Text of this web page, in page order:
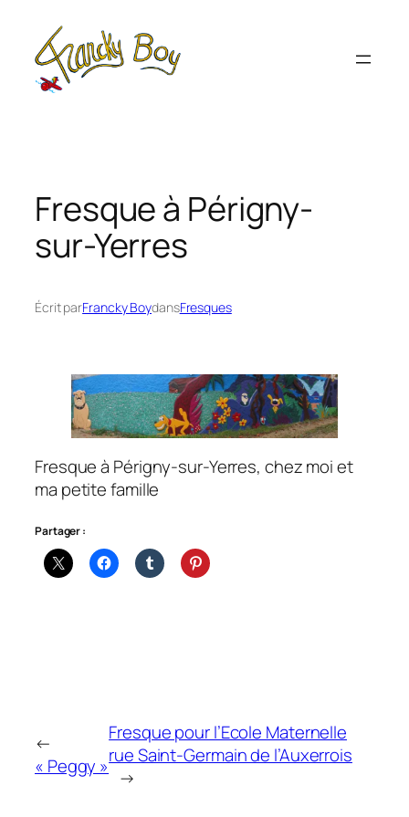
contenu
Fresque à Périgny-
sur-Yerres
Écrit parFrancky BoydansFresques
Fresque à Périgny-sur-Yerres, chez moi et
ma petite famille
Partager :
←
« Peggy »
Fresque pour l’Ecole Maternelle
rue Saint-Germain de l’Auxerrois
→